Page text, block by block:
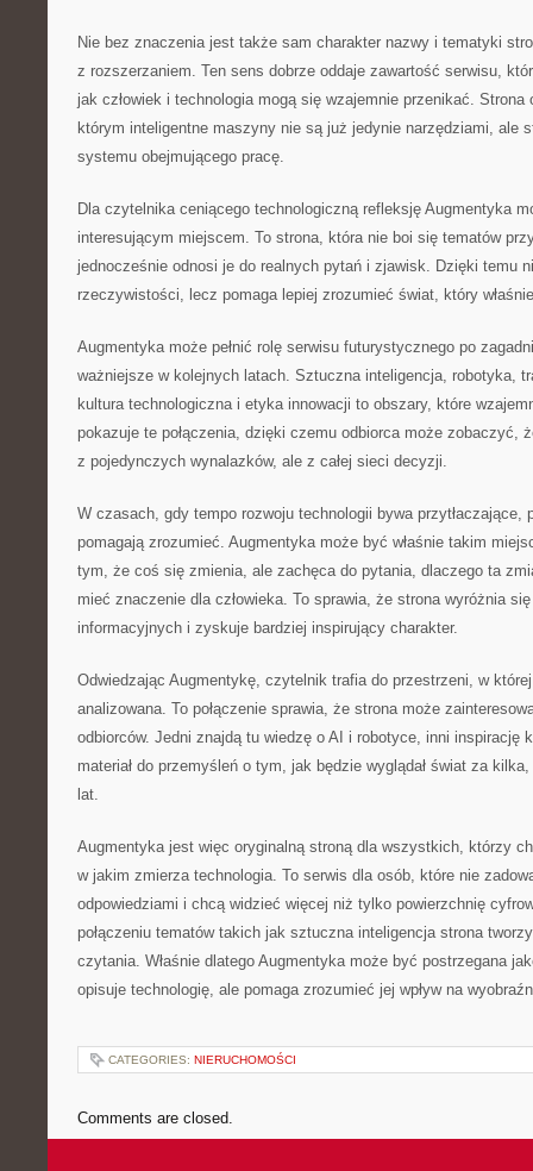
Nie bez znaczenia jest także sam charakter nazwy i tematyki
z rozszerzaniem. Ten sens dobrze oddaje zawartość serwisu,
jak człowiek i technologia mogą się wzajemnie przenikać. Strona
którym inteligentne maszyny nie są już jedynie narzędziami, ale
systemu obejmującego pracę.
Dla czytelnika ceniącego technologiczną refleksję Augmentyka
interesującym miejscem. To strona, która nie boi się tematów
jednocześnie odnosi je do realnych pytań i zjawisk. Dzięki temu
rzeczywistości, lecz pomaga lepiej zrozumieć świat, który
Augmentyka może pełnić rolę serwisu futurystycznego po
ważniejsze w kolejnych latach. Sztuczna inteligencja, robotyka,
kultura technologiczna i etyka innowacji to obszary, które
pokazuje te połączenia, dzięki czemu odbiorca może zobaczyć,
z pojedynczych wynalazków, ale z całej sieci decyzji.
W czasach, gdy tempo rozwoju technologii bywa przytłaczające,
pomagają zrozumieć. Augmentyka może być właśnie takim
tym, że coś się zmienia, ale zachęca do pytania, dlaczego ta
mieć znaczenie dla człowieka. To sprawia, że strona wyróżnia
informacyjnych i zyskuje bardziej inspirujący charakter.
Odwiedzając Augmentykę, czytelnik trafia do przestrzeni, w
analizowana. To połączenie sprawia, że strona może
odbiorców. Jedni znajdą tu wiedzę o AI i robotyce, inni inspirację
materiał do przemyśleń o tym, jak będzie wyglądał świat za
lat.
Augmentyka jest więc oryginalną stroną dla wszystkich, którzy
w jakim zmierza technologia. To serwis dla osób, które nie
odpowiedziami i chcą widzieć więcej niż tylko powierzchnię
połączeniu tematów takich jak sztuczna inteligencja strona
czytania. Właśnie dlatego Augmentyka może być postrzegana
opisuje technologię, ale pomaga zrozumieć jej wpływ na
CATEGORIES: NIERUCHOMOŚCI
Comments are closed.